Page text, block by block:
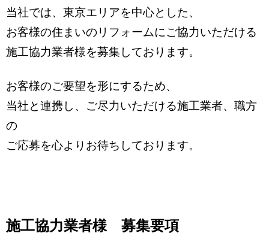
当社では、東京エリアを中心とした、
お客様の住まいのリフォームにご協力いただける
施工協力業者様を募集しております。
お客様のご要望を形にするため、
当社と連携し、ご尽力いただける施工業者、職方
の
ご応募を心よりお待ちしております。
施工協力業者様 募集要項